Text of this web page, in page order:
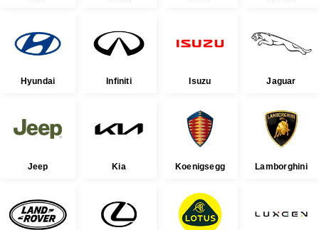
Hyundai Infiniti Isuzu Jaguar
Jeep Kia Koenigsegg Lamborghini